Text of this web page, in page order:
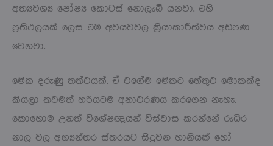
අත්‍යවශ්‍ය පෝෂ්‍ය කොටස් නොලැබී යනවා. එහි
ප්‍රතිඵලයක් ලෙස එම අවයවවල ක්‍රියාකාරීත්වය අඩපණ
වෙනවා.
මේක දරුණු තත්වයක්. ඒ වගේම මේකට හේතුව මොකක්ද
කියලා තවමත් හරියටම අනාවරණය කරගෙන නැහැ.
කොහොම උනත් විශේෂඥයන් විස්වාස කරන්නේ රුධිර
නාල වල අභ්‍යන්තර ස්තරයට සිදුවන හානියක් හෝ